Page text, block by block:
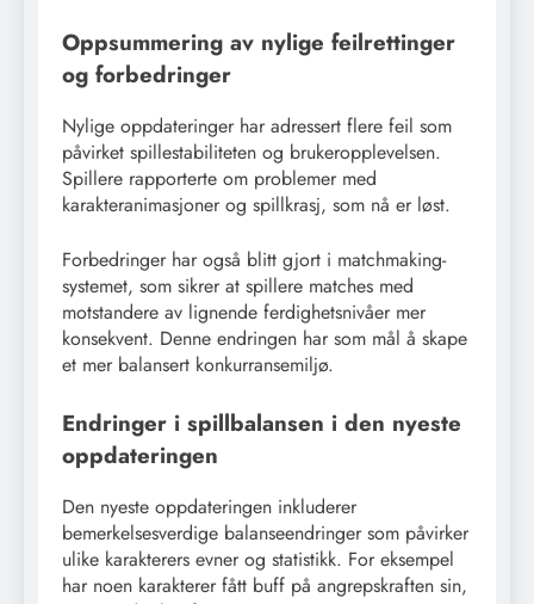
Oppsummering av nylige feilrettinger
og forbedringer
Nylige oppdateringer har adressert flere feil som
påvirket spillestabiliteten og brukeropplevelsen.
Spillere rapporterte om problemer med
karakteranimasjoner og spillkrasj, som nå er løst.
Forbedringer har også blitt gjort i matchmaking-
systemet, som sikrer at spillere matches med
motstandere av lignende ferdighetsnivåer mer
konsekvent. Denne endringen har som mål å skape
et mer balansert konkurransemiljø.
Endringer i spillbalansen i den nyeste
oppdateringen
Den nyeste oppdateringen inkluderer
bemerkelsesverdige balanseendringer som påvirker
ulike karakterers evner og statistikk. For eksempel
har noen karakterer fått buff på angrepskraften sin,